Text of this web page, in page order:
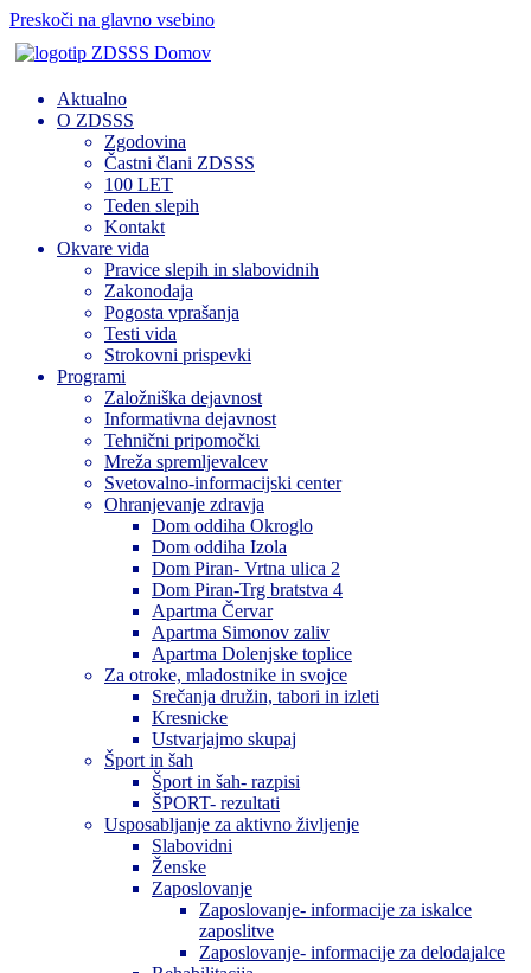
Preskoči na glavno vsebino
Domov
Aktualno
O ZDSSS
Zgodovina
Častni člani ZDSSS
100 LET
Teden slepih
Kontakt
Okvare vida
Pravice slepih in slabovidnih
Zakonodaja
Pogosta vprašanja
Testi vida
Strokovni prispevki
Programi
Založniška dejavnost
Informativna dejavnost
Tehnični pripomočki
Mreža spremljevalcev
Svetovalno-informacijski center
Ohranjevanje zdravja
Dom oddiha Okroglo
Dom oddiha Izola
Dom Piran- Vrtna ulica 2
Dom Piran-Trg bratstva 4
Apartma Červar
Apartma Simonov zaliv
Apartma Dolenjske toplice
Za otroke, mladostnike in svojce
Srečanja družin, tabori in izleti
Kresnicke
Ustvarjajmo skupaj
Šport in šah
Šport in šah- razpisi
ŠPORT- rezultati
Usposabljanje za aktivno življenje
Slabovidni
Ženske
Zaposlovanje
Zaposlovanje- informacije za iskalce
zaposlitve
Zaposlovanje- informacije za delodajalce